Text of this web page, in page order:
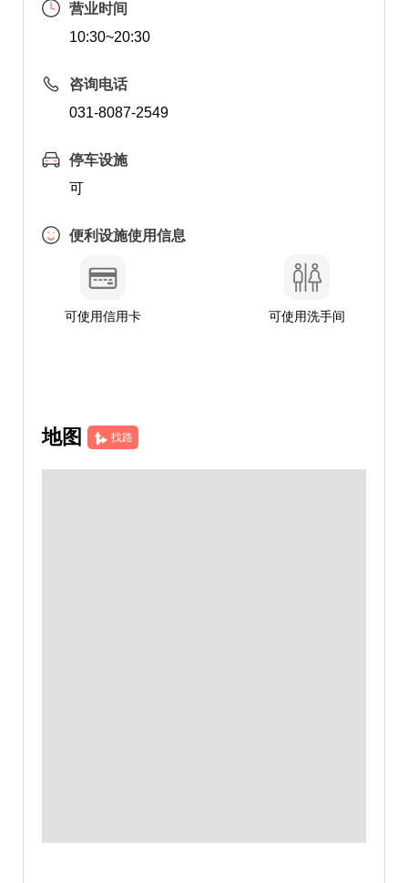
营业时间
10:30~20:30
咨询电话
031-8087-2549
停车设施
可
便利设施使用信息
可使用信用卡 可使用洗手间
地图 找路